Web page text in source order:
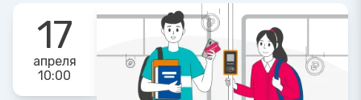
17
апреля
10:00